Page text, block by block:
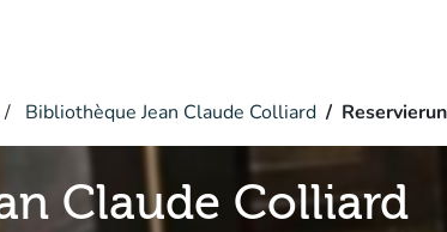
Bibliothèque Jean Claude Colliard
Claude Colliard